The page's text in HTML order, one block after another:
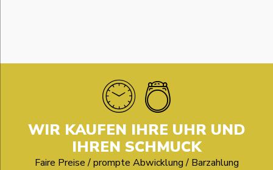
WIR KAUFEN IHRE UHR UND
IHREN SCHMUCK
Faire Preise / prompte Abwicklung / Barzahlung